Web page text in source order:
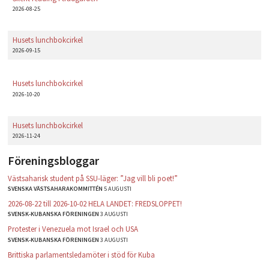
2026-08-25
Husets lunchbokcirkel
2026-09-15
Husets lunchbokcirkel
2026-10-20
Husets lunchbokcirkel
2026-11-24
Föreningsbloggar
Västsaharisk student på SSU-läger: ”Jag vill bli poet!”
SVENSKA VÄSTSAHARAKOMMITTÉN5 AUGUSTI
2026-08-22 till 2026-10-02 HELA LANDET: FREDSLOPPET!
SVENSK-KUBANSKA FÖRENINGEN3 AUGUSTI
Protester i Venezuela mot Israel och USA
SVENSK-KUBANSKA FÖRENINGEN3 AUGUSTI
Brittiska parlamentsledamöter i stöd för Kuba